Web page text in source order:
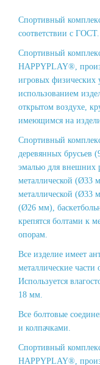
Спортивный
соответствии с ГОСТ.
Спортивный
HAPPYPLAY®,
игровых физических
использованием
открытом воздухе,
имеющимся на
Спортивный
деревянных брусьев
эмалью для внешних
металлической (Ø33
металлической (Ø33
(Ø26 мм),
крепятся болтами к
опорам.
Все изделие имеет
металлические
Используется
18 мм.
Все болтовые
и колпачками.
Спортивный
HAPPYPLAY®,